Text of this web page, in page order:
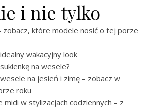
i nie tylko
zobacz, które modele nosić o tej porze
wakacyjny look
na wesele?
na jesień i zimę – zobacz w
roku
midi w stylizacjach codziennych – z